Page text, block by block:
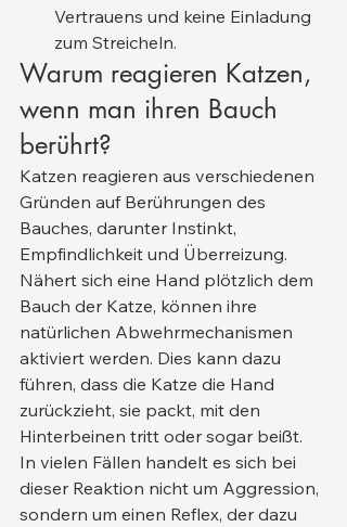
Vertrauens und keine Einladung
zum Streicheln.
Warum reagieren Katzen,
wenn man ihren Bauch
berührt?
Katzen reagieren aus verschiedenen
Gründen auf Berührungen des
Bauches, darunter Instinkt,
Empfindlichkeit und Überreizung.
Nähert sich eine Hand plötzlich dem
Bauch der Katze, können ihre
natürlichen Abwehrmechanismen
aktiviert werden. Dies kann dazu
führen, dass die Katze die Hand
zurückzieht, sie packt, mit den
Hinterbeinen tritt oder sogar beißt.
In vielen Fällen handelt es sich bei
dieser Reaktion nicht um Aggression,
sondern um einen Reflex, der dazu